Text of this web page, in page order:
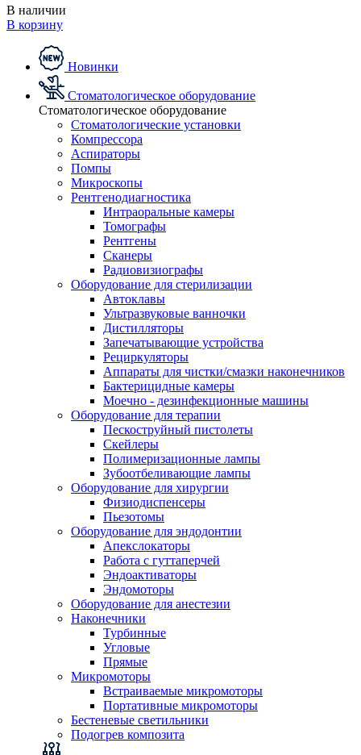
В наличии
В корзину
Новинки
Стоматологическое оборудование
Стоматологическое оборудование
Стоматологические установки
Компрессора
Аспираторы
Помпы
Микроскопы
Рентгенодиагностика
Интраоральные камеры
Томографы
Рентгены
Сканеры
Радиовизиографы
Оборудование для стерилизации
Автоклавы
Ультразвуковые ванночки
Дистилляторы
Запечатывающие устройства
Рециркуляторы
Аппараты для чистки/смазки наконечников
Бактерицидные камеры
Моечно - дезинфекционные машины
Оборудование для терапии
Пескоструйный пистолеты
Скейлеры
Полимеризационные лампы
Зубоотбеливающие лампы
Оборудование для хирургии
Физиодиспенсеры
Пьезотомы
Оборудование для эндодонтии
Апекслокаторы
Работа с гуттаперчей
Эндоактиваторы
Эндомоторы
Оборудование для анестезии
Наконечники
Турбинные
Угловые
Прямые
Микромоторы
Встраиваемые микромоторы
Портативные микромоторы
Бестеневые светильники
Подогрев композита